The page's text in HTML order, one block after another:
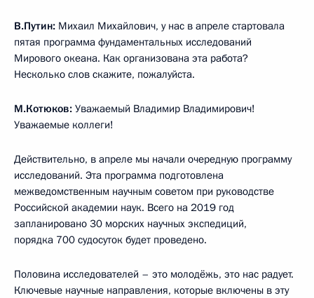
В.Путин: Михаил Михайлович, у нас в апреле стартовала
пятая программа фундаментальных исследований
Мирового океана. Как организована эта работа?
Несколько слов скажите, пожалуйста.
М.Котюков: Уважаемый Владимир Владимирович!
Уважаемые коллеги!
Действительно, в апреле мы начали очередную программу
исследований. Эта программа подготовлена
межведомственным научным советом при руководстве
Российской академии наук. Всего на 2019 год
запланировано 30 морских научных экспедиций,
порядка 700 судосуток будет проведено.
Половина исследователей – это молодёжь, это нас радует.
Ключевые научные направления, которые включены в эту